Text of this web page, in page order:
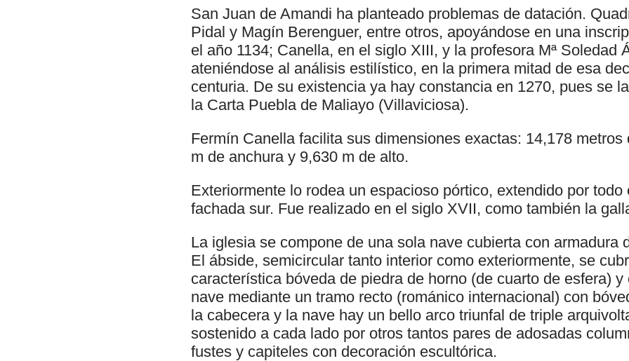
San Juan de Amandi ha planteado problemas de datación.
Pidal y Magín Berenguer, entre otros, apoyándose en una
el año 1134; Canella, en el siglo XIII, y la profesora Mª Soledad
ateniéndose al análisis estilístico, en la primera mitad de esa
centuria. De su existencia ya hay constancia en 1270, pues se
la Carta Puebla de Maliayo (Villaviciosa).
Fermín Canella facilita sus dimensiones exactas: 14,178 metros
m de anchura y 9,630 m de alto.
Exteriormente lo rodea un espacioso pórtico, extendido por todo
fachada sur. Fue realizado en el siglo XVII, como también la
La iglesia se compone de una sola nave cubierta con armadura
El ábside, semicircular tanto interior como exteriormente, se
característica bóveda de piedra de horno (de cuarto de esfera)
nave mediante un tramo recto (románico internacional) con
la cabecera y la nave hay un bello arco triunfal de triple
sostenido a cada lado por otros tantos pares de adosadas
fustes y capiteles con decoración escultórica.